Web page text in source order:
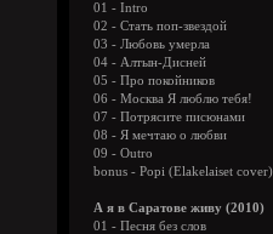
01 - Intro
02 - Стать поп-звездой
03 - Любовь умерла
04 - Алтын-Дисней
05 - Про покойников
06 - Москва Я люблю тебя!
07 - Потрясите писюнами
08 - Я мечтаю о любви
09 - Outro
bonus - Popi (Elakelaiset cover)
А я в Cаратове живу (2010)
01 - Песня без слов